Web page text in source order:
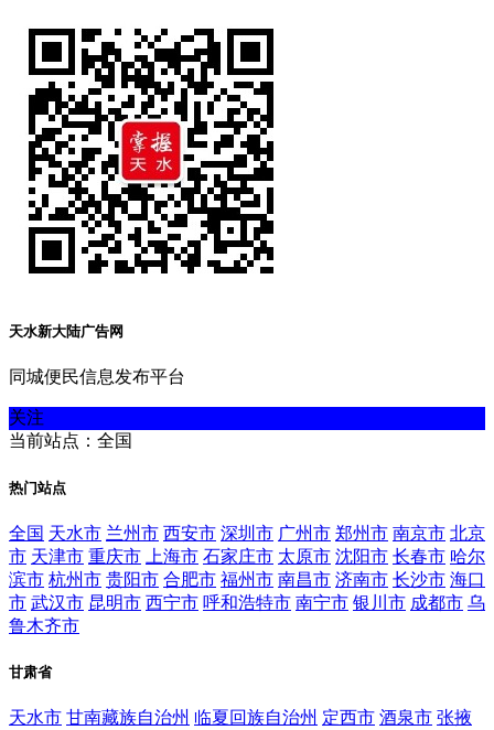
天水新大陆广告网
同城便民信息发布平台
关注
当前站点：全国
热门站点
全国 天水市 兰州市 西安市 深圳市 广州市 郑州市 南京市 北京
市 天津市 重庆市 上海市 石家庄市 太原市 沈阳市 长春市 哈尔
滨市 杭州市 贵阳市 合肥市 福州市 南昌市 济南市 长沙市 海口
市 武汉市 昆明市 西宁市 呼和浩特市 南宁市 银川市 成都市 乌
鲁木齐市
甘肃省
天水市 甘南藏族自治州 临夏回族自治州 定西市 酒泉市 张掖